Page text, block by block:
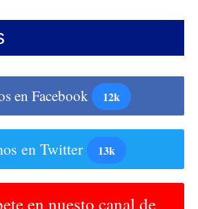
en Facebook 12k
en Twitter 13k
en nuesto canal de